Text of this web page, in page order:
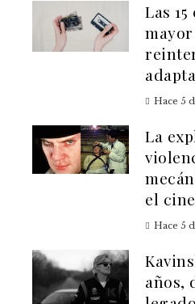
Las
Hace 5
La
el
Hace 5
años,